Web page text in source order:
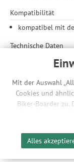
Mit der Auswahl
Cookies und
Biker-Boarder
Ihrer Geräte-
ermöglicht es
Werbeanzeigen
unserer Website
werden Ihre
Alles
Kompatibilität
kompatibel mit
Technische Daten
Material:
Aufnahme: Mini-
Kurbelarmlänge:
Offset: 13 mm
Gewicht: 470 g /
1 Paar
Technische Änderungen